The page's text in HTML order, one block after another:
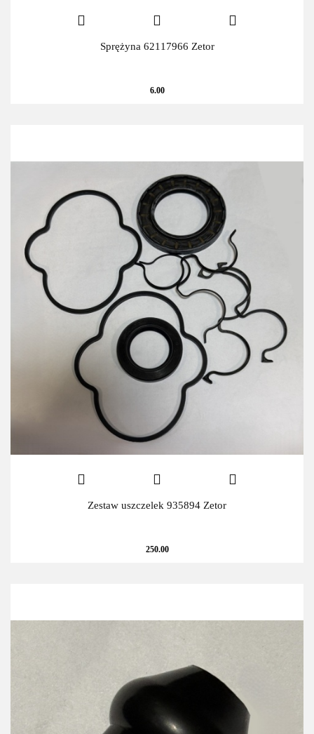
Sprężyna 62117966 Zetor
6.00
Zestaw uszczelek 935894 Zetor
250.00